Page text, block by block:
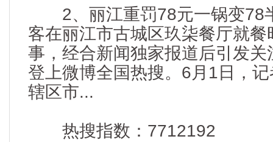
2、丽江重罚78元一锅变78
客在丽江市古城区玖柒餐厅就
事，经合新闻独家报道后引发
登上微博全国热搜。6月1日，
辖区市...
热搜指数：7712192